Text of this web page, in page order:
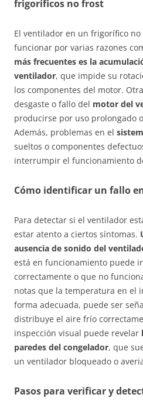
frigoríficos no frost
El ventilador en un frigorífico
funcionar por varias razones
más frecuentes es la
ventilador, que impide su
los componentes del motor.
desgaste o fallo del motor del
producirse por uso prolongado
Además, problemas en el
sueltos o componentes
interrumpir el funcionamiento
Cómo identificar un fallo
Para detectar si el ventilador
estar atento a ciertos síntomas.
ausencia de sonido del
está en funcionamiento puede
correctamente o que no
notas que la temperatura en el
forma adecuada, puede ser
distribuye el aire frío
inspección visual puede revelar
paredes del congelador, que
un ventilador bloqueado o
Pasos para verificar y